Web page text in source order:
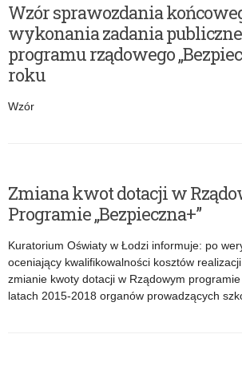
Wzór sprawozdania
wykonania zadania
programu rządowego
roku
Wzór
Zmiana kwot dotacji w
Programie „Bezpieczna+”
Kuratorium Oświaty w Łodzi informuje: po
oceniający kwalifikowalności kosztów
zmianie kwoty dotacji w Rządowym
latach 2015-2018 organów prowadzących